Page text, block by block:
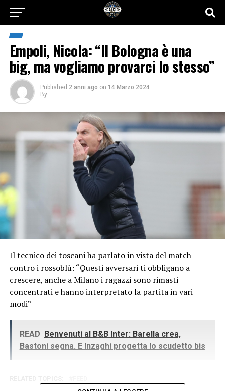
Empoli, Nicola: “Il Bologna è una
big, ma vogliamo provarci lo stesso”
Published 2 anni ago on 14 Marzo 2024
By
Il tecnico dei toscani ha parlato in vista del match
contro i rossoblù: “Questi avversari ti obbligano a
crescere, anche a Milano i ragazzi sono rimasti
concentrati e hanno interpretato la partita in vari
modi”
READ Benvenuti al B&B Inter: Barella crea,
Bastoni segna. E Inzaghi progetta lo scudetto bis